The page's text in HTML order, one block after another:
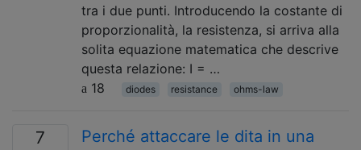
tra i due punti. Introducendo la costante di
proporzionalità, la resistenza, si arriva alla
solita equazione matematica che descrive
questa relazione: I = …
18
diodes resistance ohms-law
7
Perché attaccare le dita in una